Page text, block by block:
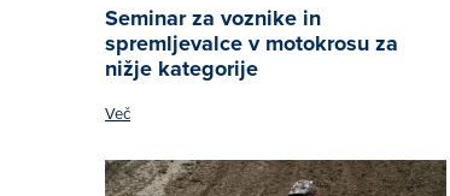
Seminar za voznike in
spremljevalce v motokrosu za
nižje kategorije
Več